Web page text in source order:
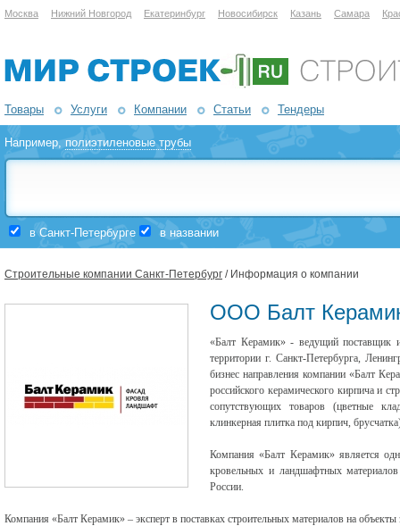
Москва Нижний Новгород Екатеринбург Новосибирск Казань Самара
Товары Услуги Компании Статьи Тендеры
Например,полиэтиленовые трубы
в Санкт-Петербурге в названии
Строительные компании Санкт-Петербург / Информация о компании
ООО Балт
«Балт Керамик»- ведущий поставщик
территории г. Санкт-Петербурга,
бизнес направления компании«Балт
российского керамического кирпича и
сопутствующих товаров (цветные
клинкерная плитка под кирпич,
Компания«Балт Керамик»является
кровельных и ландшафтных
России.
Компания «Балт Керамик» – эксперт в поставках строительных материалов на